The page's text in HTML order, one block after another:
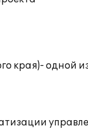
края)- одной